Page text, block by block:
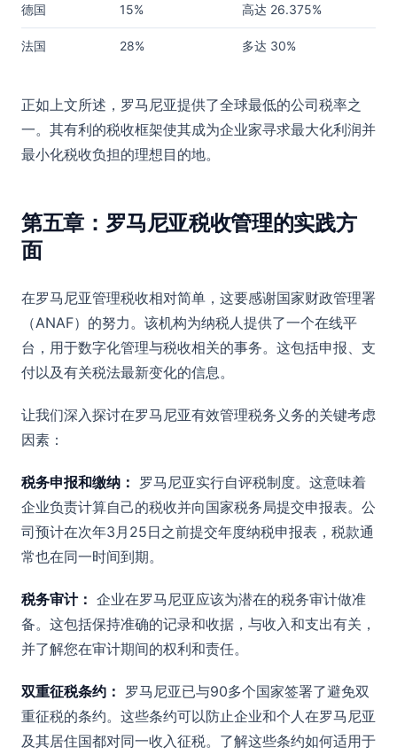
德国 15% 高达 26.375%
法国 28% 多达 30%
正如上文所述，罗马尼亚提供了全球最低的公司税率之
一。其有利的税收框架使其成为企业家寻求最大化利润并
最小化税收负担的理想目的地。
第五章：罗马尼亚税收管理的实践方
面
在罗马尼亚管理税收相对简单，这要感谢国家财政管理署
（ANAF）的努力。该机构为纳税人提供了一个在线平
台，用于数字化管理与税收相关的事务。这包括申报、支
付以及有关税法最新变化的信息。
让我们深入探讨在罗马尼亚有效管理税务义务的关键考虑
因素：
税务申报和缴纳： 罗马尼亚实行自评税制度。这意味着
企业负责计算自己的税收并向国家税务局提交申报表。公
司预计在次年3月25日之前提交年度纳税申报表，税款通
常也在同一时间到期。
税务审计： 企业在罗马尼亚应该为潜在的税务审计做准
备。这包括保持准确的记录和收据，与收入和支出有关，
并了解您在审计期间的权利和责任。
双重征税条约： 罗马尼亚已与90多个国家签署了避免双
重征税的条约。这些条约可以防止企业和个人在罗马尼亚
及其居住国都对同一收入征税。了解这些条约如何适用于